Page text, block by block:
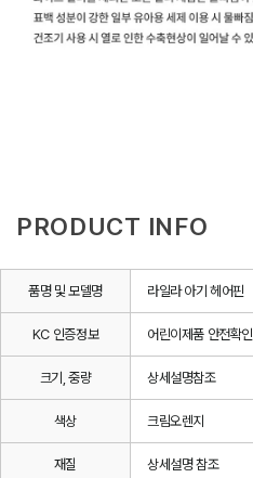
PRODUCT INFO
품명 및 모델명 라일라 아기 헤어핀
KC 인증정보 어린이제품 안전확인
크기, 중량 상세설명참조
색상 크림오렌지
재질 상세설명 참조